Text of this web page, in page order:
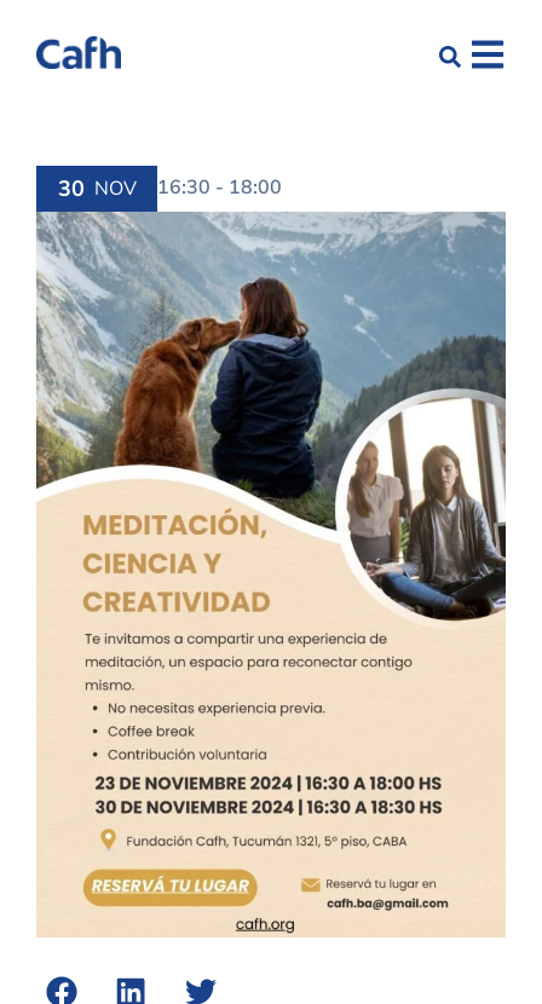
30 NOV 16:30 - 18:00